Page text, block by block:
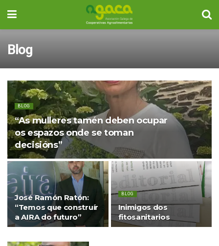
Blog
BLOG
“As mulleres tamén deben ocupar
os espazos onde se toman
decisións”
José Ramón Ratón:
“Temos que construír
a AIRA do futuro”
BLOG
Inimigos dos
fitosanitarios